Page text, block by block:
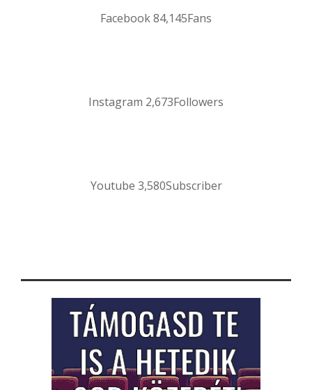
Facebook84,145Fans
Instagram 2,673Followers
Youtube 3,580Subscriber